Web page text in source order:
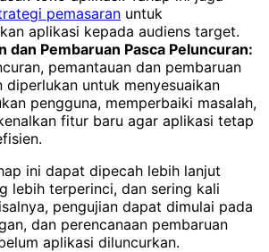
pemasaran untuk
aplikasi kepada audiens target.
dan Pembaruan Pasca Peluncuran:
pemantauan dan pembaruan
diperlukan untuk menyesuaikan
pengguna, memperbaiki masalah,
fitur baru agar aplikasi tetap
ini dapat dipecah lebih lanjut
lebih terperinci, dan sering kali
pengujian dapat dimulai pada
dan perencanaan pembaruan
aplikasi diluncurkan.